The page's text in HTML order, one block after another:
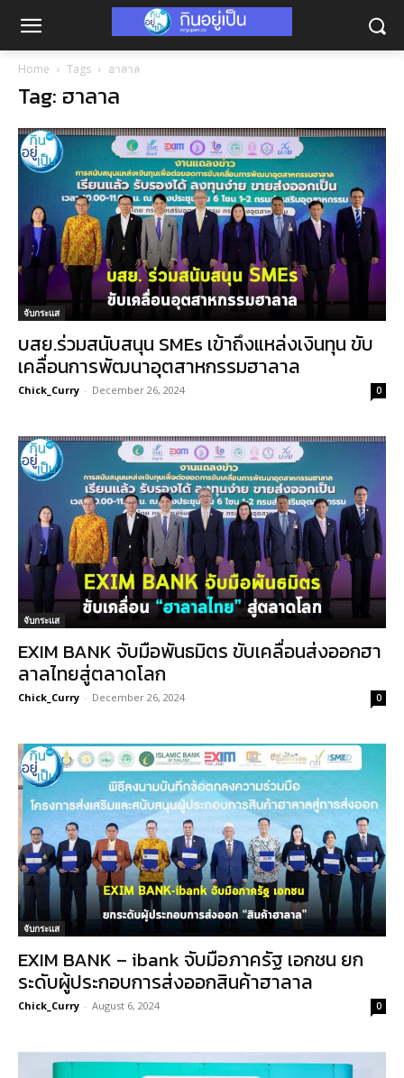
Home Tags ฮาลาล
Tag: ฮาลาล
จับกระแส
บสย.ร่วมสนับสนุน SMEs เข้าถึงแหล่งเงินทุน ขับ
เคลื่อนการพัฒนาอุตสาหกรรมฮาลาล
Chick_Curry - December 26, 2024 0
จับกระแส
EXIM BANK จับมือพันธมิตร ขับเคลื่อนส่งออกฮา
ลาลไทยสู่ตลาดโลก
Chick_Curry - December 26, 2024 0
จับกระแส
EXIM BANK – ibank จับมือภาครัฐ เอกชน ยก
ระดับผู้ประกอบการส่งออกสินค้าฮาลาล
Chick_Curry - August 6, 2024 0